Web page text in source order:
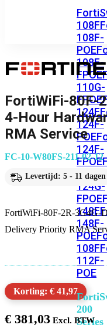
108F
108F-
POE
108F-
FPOE
110G-
FPOE
124F
124F-
POE
124F-
FPOE
124G
124G-
FPOE
148F
148F-
POE
108F
112F-
POE
200
Series
FortiWiFi-80F-
4-Hour
RMA Service
FC-10-W80FS-211-02-12
Levertijd: 5 - 11 dagen
FortiWiFi-80F-2R-3G4G-
Delivery Priority RMA
Korting: € 41,97
€ 381,03